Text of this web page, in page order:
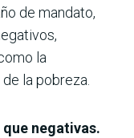
de mandato,
la
la pobreza.
negativas.